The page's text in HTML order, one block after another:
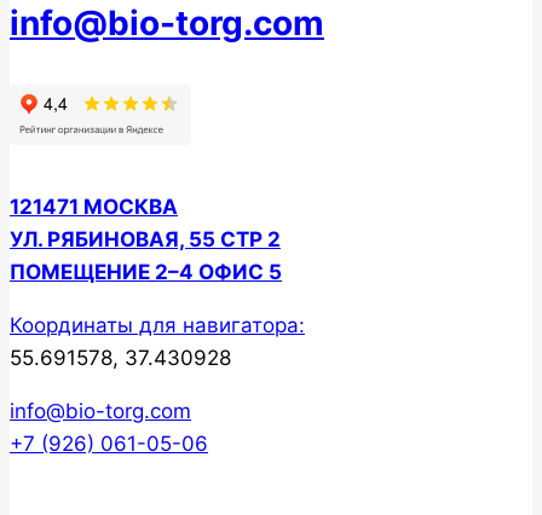
info@bio-torg.com
121471 МОСКВА
УЛ. РЯБИНОВАЯ, 55 СТР 2
ПОМЕЩЕНИЕ 2–4 ОФИС 5
Координаты для навигатора:
55.691578, 37.430928
info@bio-torg.com
+7 (926) 061-05-06